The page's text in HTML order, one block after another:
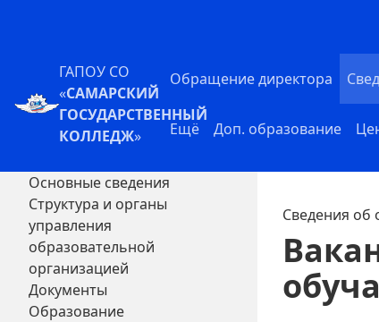
ГАПОУ СО
«САМАРСКИЙ
ГОСУДАРСТВЕННЫЙ
КОЛЛЕДЖ»
Обращение директора
Ещё Доп. образование
Основные сведения
Структура и органы
управления
образовательной
организацией
Документы
Образование
Сведения об